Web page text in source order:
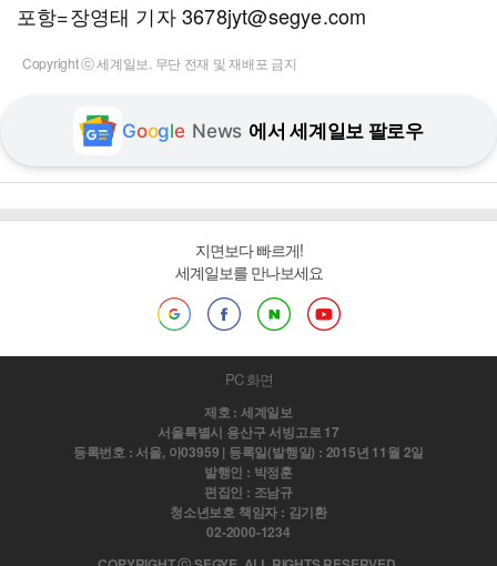
포항=장영태 기자 3678jyt@segye.com
Copyright ⓒ 세계일보. 무단 전재 및 재배포 금지
Google News 에서 세계일보 팔로우
지면보다 빠르게!
세계일보를 만나보세요
PC 화면
제호 : 세계일보
서울특별시 용산구 서빙고로 17
등록번호 : 서울, 아03959 | 등록일(발행일) : 2015년 11월 2일
발행인 : 박정훈
편집인 : 조남규
청소년보호 책임자 : 김기환
02-2000-1234